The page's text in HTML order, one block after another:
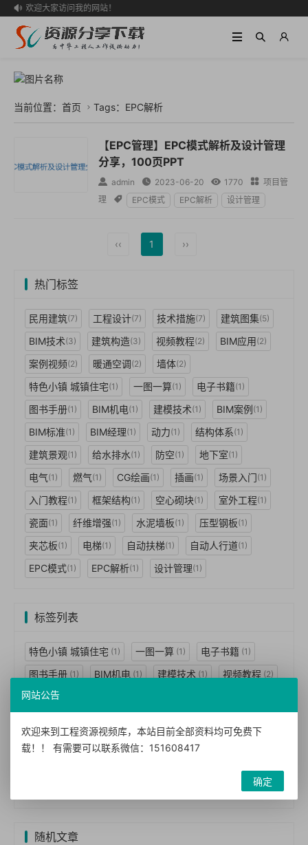
 欢迎大家访问我的网站！
当前位置： 首页  Tags：EPC解析
【EPC管理】EPC模式解析及设计管理
分享，100页PPT
 admin  2023-06-20  1770  项目管
理
 EPC模式 EPC解析 设计管理
‹‹ 1 ››
热门标签
民用建筑(7) 工程设计(7) 技术措施(7) 建筑图集(5)
BIM技术(3) 建筑构造(3) 视频教程(2) BIM应用(2)
案例视频(2) 暖通空调(2) 墙体(2)
特色小镇 城镇住宅(1) 一图一算(1) 电子书籍(1)
图书手册(1) BIM机电(1) 建模技术(1) BIM案例(1)
BIM标准(1) BIM经理(1) 动力(1) 结构体系(1)
建筑景观(1) 给水排水(1) 防空(1) 地下室(1)
电气(1) 燃气(1) CG绘画(1) 插画(1) 场景入门(1)
入门教程(1) 框架结构(1) 空心砌块(1) 室外工程(1)
瓷面(1) 纤维增强(1) 水泥墙板(1) 压型钢板(1)
夹芯板(1) 电梯(1) 自动扶梯(1) 自动人行道(1)
EPC模式(1) EPC解析(1) 设计管理(1)
标签列表
特色小镇 城镇住宅 (1) 一图一算 (1) 电子书籍 (1)
图书手册 (1) BIM机电 (1) 建模技术 (1) 视频教程 (2)
BIM技术
技术措施(7) 暖通空调(2) 动力(1)
随机文章
网站公告
欢迎来到工程资源视频库，本站目前全部资料均可免费下
载！！ 有需要可以联系微信：151608417
确定